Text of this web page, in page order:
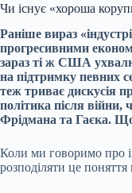
Чи існує «хороша
Раніше вираз
прогресивними
зараз ті ж США
на підтримку певних
теж триває дискусія
політика після
Фрідмана та Гаєка. Що
Коли ми говоримо про
розподіляти це